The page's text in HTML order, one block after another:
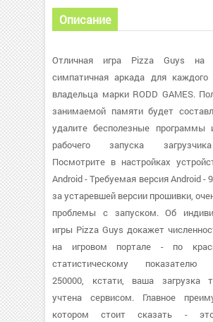
Описание
Отличная игра Pizza Guys на
симпатичная аркада для каждого
владельца марки RODD GAMES.
занимаемой памяти будет
удалите бесполезные
рабочего запуска
Посмотрите в настройках
Android - Требуемая версия Android -
за устаревшей версии прошивки,
проблемы с запуском. Об
игры Pizza Guys докажет
на игровом портале - по
статистическому показателю
250000, кстати, ваша загрузка
учтена сервисом. Главное
котором стоит сказать -